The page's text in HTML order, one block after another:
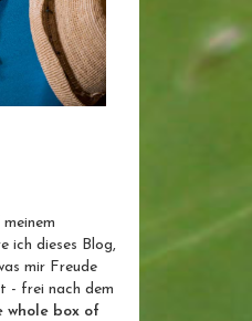
ich dieses Blog,
mir Freude
- frei nach dem
whole box of